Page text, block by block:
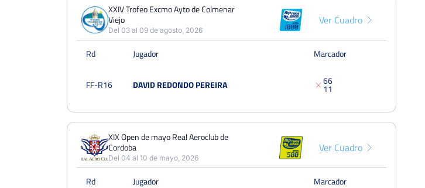
PERDIDOSPARTIDOSGANADOS
3
PERDIDOS JUEGOS GANADOS
III Torneo de Tenis Ciudad de
Torrejón Luis Díaz
Del 11 al 17 de mayo, 2026
XXIV Trofeo Excmo Ayto de Colmenar
Viejo
Del 03 al 09 de agosto, 2026
Ver Cuadro
Rd Jugador Marcador
FF-R16 DAVID REDONDO PEREIRA 6
1
6
1
XIX Open de mayo Real Aeroclub de
Cordoba
Del 04 al 10 de mayo, 2026
Ver Cuadro
Rd Jugador Marcador